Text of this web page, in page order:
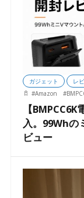
ガジェット レ
#Amazon #
【
入。99Whの
ビュー